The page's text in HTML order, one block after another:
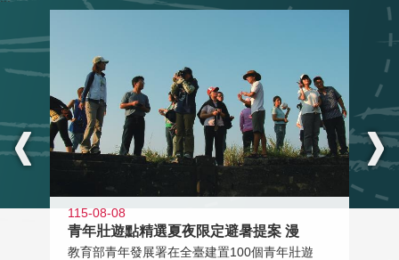
115-08-08
青年壯遊點精選夏夜限定避暑提案 漫
教育部青年發展署在全臺建置100個青年壯遊